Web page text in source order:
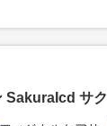
SakuraIcd サ